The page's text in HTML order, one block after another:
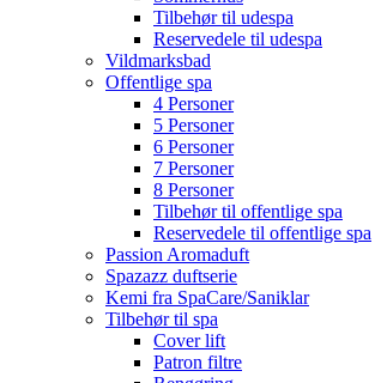
Tilbehør til udespa
Reservedele til udespa
Vildmarksbad
Offentlige spa
4 Personer
5 Personer
6 Personer
7 Personer
8 Personer
Tilbehør til offentlige spa
Reservedele til offentlige spa
Passion Aromaduft
Spazazz duftserie
Kemi fra SpaCare/Saniklar
Tilbehør til spa
Cover lift
Patron filtre